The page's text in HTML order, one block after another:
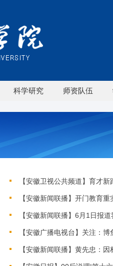
科学研究 师资队伍
【安徽卫视公共频道】育才
【安徽新闻联播】开门教育重
【安徽新闻联播】6月1日报
【安徽广播电视台】关注：
【安徽新闻联播】黄先忠：